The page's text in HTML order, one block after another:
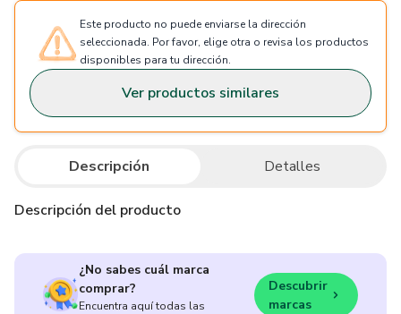
Este producto no puede enviarse la dirección
seleccionada. Por favor, elige otra o revisa los productos
disponibles para tu dirección.
Ver productos similares
Descripción Detalles
Descripción del producto
¿No sabes cuál marca
comprar?
Encuentra aquí todas las
Descubrir
marcas